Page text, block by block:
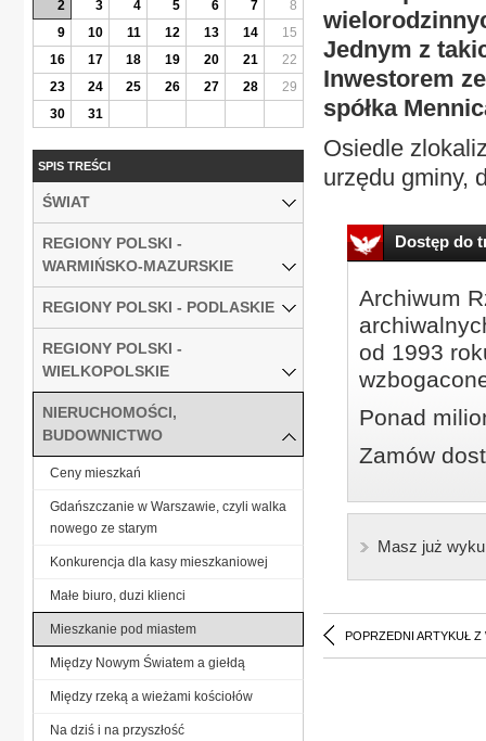
Jednym z
Inwestorem
spółka
Osiedle
urzędu gminy,
Dostęp do
Archiwum
od 1993
Ponad
Zamów
Masz już
POPRZEDNI ARTYKUŁ Z
2
3 4 5 6 7
8
9
10 11 12 13 14
15
16
17 18 19 20 21
22
23
24 25 26 27 28
29
30
31
SPIS TREŚCI
ŚWIAT
REGIONY POLSKI -
WARMIŃSKO-MAZURSKIE
REGIONY POLSKI - PODLASKIE
REGIONY POLSKI -
WIELKOPOLSKIE
NIERUCHOMOŚCI,
BUDOWNICTWO
Ceny mieszkań
Gdańszczanie w Warszawie, czyli walka
nowego ze starym
Konkurencja dla kasy mieszkaniowej
Małe biuro, duzi klienci
Mieszkanie pod miastem
Między Nowym Światem a giełdą
Między rzeką a wieżami kościołów
Na dziś i na przyszłość